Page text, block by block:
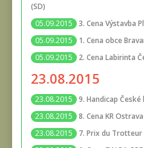
(SD)
05.09.2015
3. Cena Výstavba
05.09.2015
1. Cena obce
05.09.2015
2. Cena Labirinta
23.08.2015
23.08.2015
9. Handicap
23.08.2015
8. Cena KR
23.08.2015
7. Prix du Trotteur